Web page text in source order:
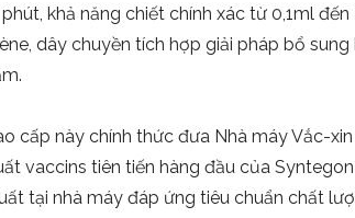
khả năng chiết chính xác từ 0,1ml
dây chuyền tích hợp giải pháp bổ
cấp này chính thức đưa Nhà máy Vắc-
vaccins tiên tiến hàng đầu của
tại nhà máy đáp ứng tiêu chuẩn chất